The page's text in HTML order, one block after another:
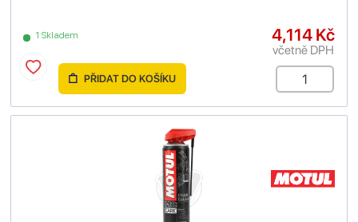
1 Skladem 4,114 Kč
včetně DPH
PŘIDAT DO KOŠÍKU